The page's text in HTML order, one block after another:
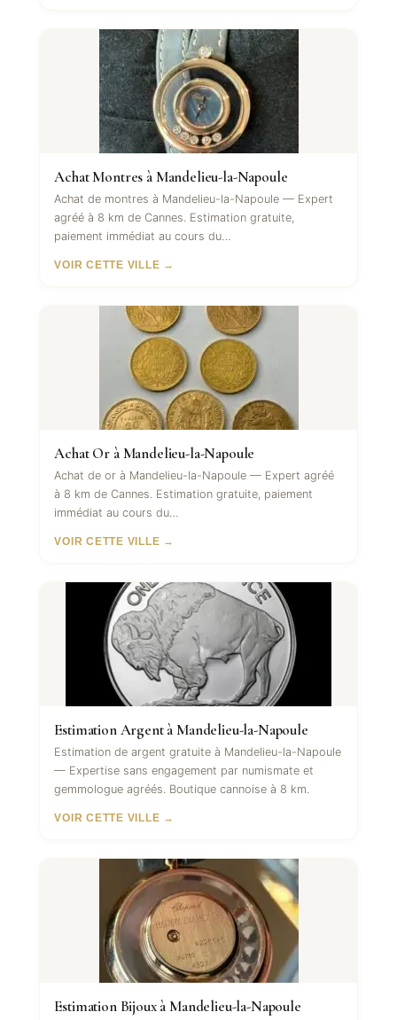
Achat Montres à Mandelieu-la-Napoule
Achat de montres à Mandelieu-la-Napoule — Expert
agréé à 8 km de Cannes. Estimation gratuite,
paiement immédiat au cours du…
VOIR CETTE VILLE →
Achat Or à Mandelieu-la-Napoule
Achat de or à Mandelieu-la-Napoule — Expert agréé
à 8 km de Cannes. Estimation gratuite, paiement
immédiat au cours du…
VOIR CETTE VILLE →
Estimation Argent à Mandelieu-la-Napoule
Estimation de argent gratuite à Mandelieu-la-Napoule
— Expertise sans engagement par numismate et
gemmologue agréés. Boutique cannoise à 8 km.
VOIR CETTE VILLE →
Estimation Bijoux à Mandelieu-la-Napoule